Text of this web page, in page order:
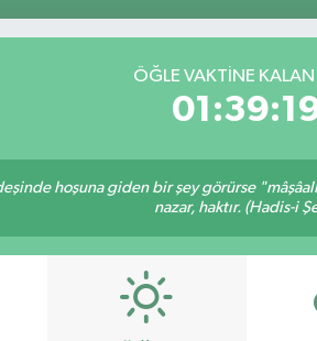
ÖĞLE VAKTİNE KALAN
hoşuna giden bir şey görürse
nazar, haktır. (Hadis-i